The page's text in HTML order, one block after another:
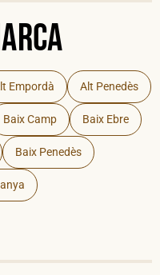
Empordà Alt Penedès
Baix Camp Baix Ebre
Baix Penedès